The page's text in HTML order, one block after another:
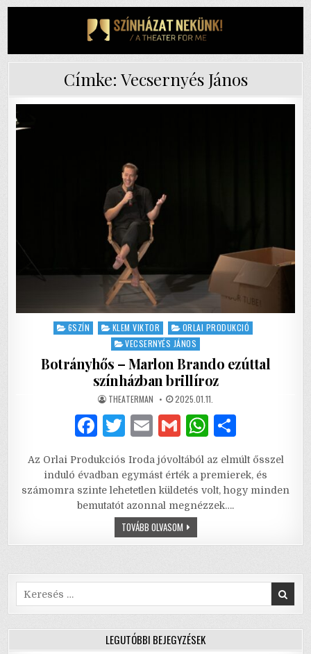
Címke: Vecsernyés János
Posted
6SZÍN KLEM VIKTOR
ORLAI PRODUKCIÓ
VECSERNYÉS JÁNOS
Botrányhős – Marlon Brando ezúttal
színházban brillíroz
AUTHOR:
THEATERMAN PUBLISHED
DATE:
2025.01.11.
F
c
e
b
k
T
it
te
r
E
ai
l
G
ai
l
W
at
s
A
ar
e
Az Orlai Produkciós Iroda jóvoltából az elmúlt ősszel
induló évadban egymást érték a premierek, és
számomra szinte lehetetlen küldetés volt, hogy minden
bemutatót azonnal megnézzek….
TOVÁBB OLVASOMBOTRÁNYHŐS
–
MARLON
SZÍNHÁZBAN
BRILLÍROZ
Search
for:
LEGUTÓBBI BEJEGYZÉSEK